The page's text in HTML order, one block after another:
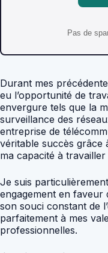
Pas de
Durant mes
eu l’opportunité de
envergure tels que la
surveillance des
entreprise de
véritable succès grâce
ma capacité à travailler
Je suis
engagement en faveur
son souci constant de
parfaitement à mes
professionnelles.